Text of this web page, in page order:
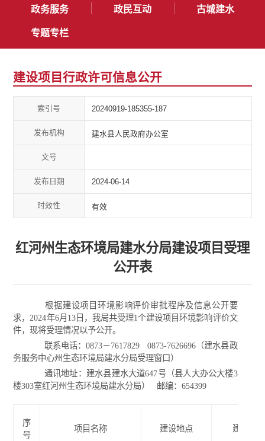
政务服务 政民互动 古城建水
专题专栏
建设项目行政许可信息公开
索引号 20240919-185355-187
发布机构 建水县人民政府办公室
文号
发布日期 2024-06-14
时效性 有效
红河州生态环境局建水分局建设项目受理
公开表
根据建设项目环境影响评价审批程序及信息公开要
求，2024年6月13日，我局共受理1个建设项目环境影响评价文
件，现将受理情况以予公开。
联系电话：0873－7617829 0873-7626696（建水县政
务服务中心州生态环境局建水分局受理窗口）
通讯地址：建水县建水大道647号（县人大办公大楼3
楼303室红河州生态环境局建水分局） 邮编：654399
序
号
项目名称 建设地点 建设单